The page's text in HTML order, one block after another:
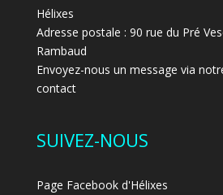
Hélixes
Adresse postale : 90 rue du Pré
Rambaud
Envoyez-nous un message via
contact
SUIVEZ-NOUS
Page Facebook d'Hélixes